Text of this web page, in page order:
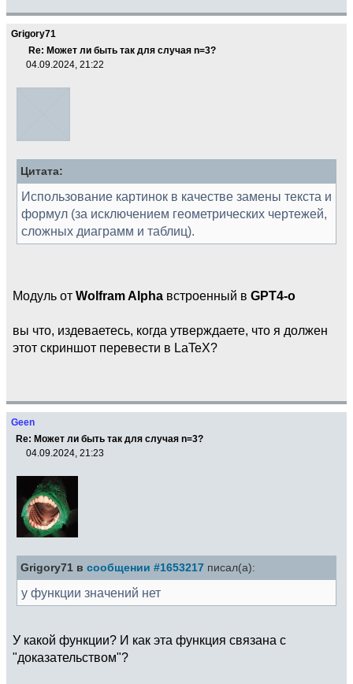
Grigory71
Re: Может ли быть так для случая n=3?
04.09.2024, 21:22
Цитата:
Использование картинок в качестве замены текста и
формул (за исключением геометрических чертежей,
сложных диаграмм и таблиц).
Модуль от Wolfram Alpha встроенный в GPT4-o
вы что, издеваетесь, когда утверждаете, что я должен
этот скриншот перевести в LaTeX?
Geen
Re: Может ли быть так для случая n=3?
04.09.2024, 21:23
Grigory71 в сообщении #1653217 писал(а):
у функции значений нет
У какой функции? И как эта функция связана с
"доказательством"?